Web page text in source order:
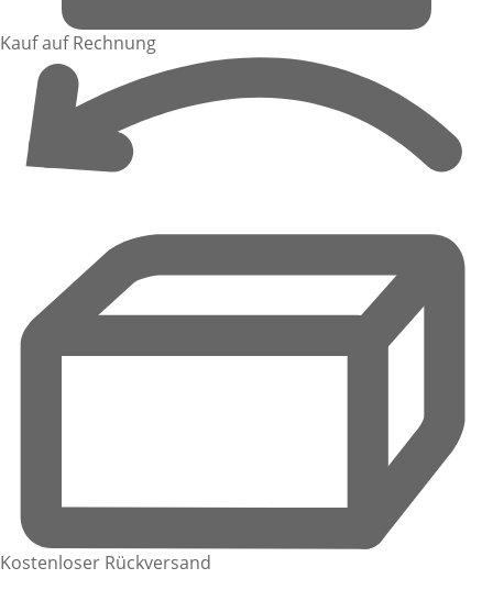
Kauf auf Rechnung
Kostenloser Rückversand